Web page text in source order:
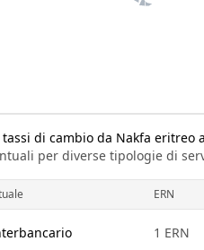
di cambio da Nakfa eritreo
per diverse tipologie di
ERN
1 ERN